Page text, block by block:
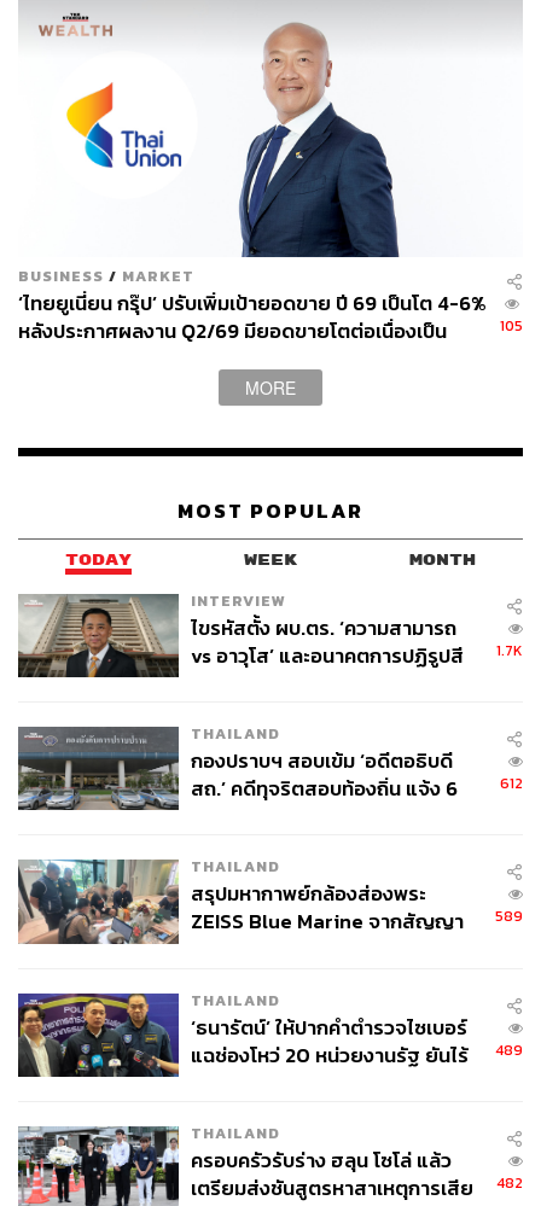
BUSINESS / MARKET
‘ไทยยูเนี่ยน กรุ๊ป’ ปรับเพิ่มเป้ายอดขาย ปี 69 เป็นโต 4-6%
หลังประกาศผลงาน Q2/69 มียอดขายโตต่อเนื่องเป็น
105
MORE
MOST POPULAR
TODAY WEEK MONTH
INTERVIEW
ไขรหัสตั้ง ผบ.ตร. ‘ความสามารถ
vs อาวุโส’ และอนาคตการปฏิรูปสี
1.7K
THAILAND
กองปราบฯ สอบเข้ม ‘อดีตอธิบดี
สถ.’ คดีทุจริตสอบท้องถิ่น แจ้ง 6
612
THAILAND
สรุปมหากาพย์กล้องส่องพระ
ZEISS Blue Marine จากสัญญา
จ่ายหนี้-แอบระบุแบรนด์
589
THAILAND
‘ธนารัตน์’ ให้ปากคำตำรวจไซเบอร์
แฉช่องโหว่ 20 หน่วยงานรัฐ ยันไร้
489
THAILAND
ครอบครัวรับร่าง ฮลุน โซโล่ แล้ว
เตรียมส่งชันสูตรหาสาเหตุการเสีย
482